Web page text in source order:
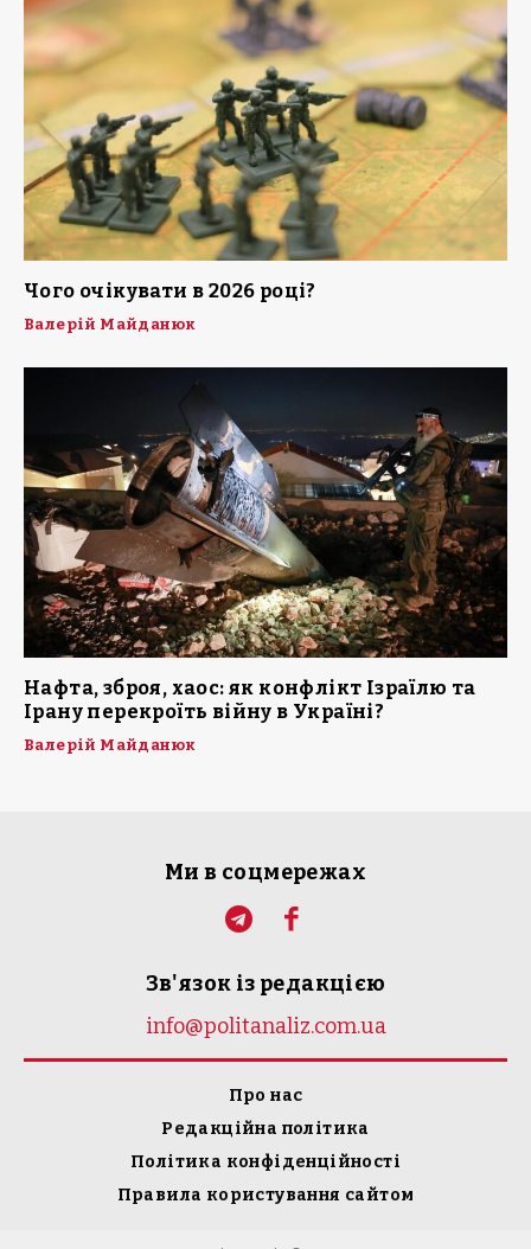
Чого очікувати в 2026 році?
Валерій Майданюк
Нафта, зброя, хаос: як конфлікт Ізраїлю та
Ірану перекроїть війну в Україні?
Валерій Майданюк
Ми в соцмережах
Зв'язок із редакцією
info@politanaliz.com.ua
Про нас
Редакційна політика
Політика конфіденційності
Правила користування сайтом